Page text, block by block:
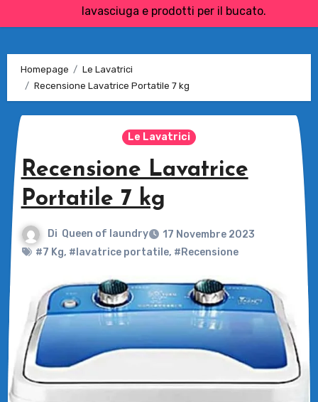
lavasciuga e prodotti per il bucato.
Homepage
Le Lavatrici
Recensione Lavatrice Portatile 7 kg
Le Lavatrici
Recensione Lavatrice
Portatile 7 kg
Di Queen of laundry
17 Novembre 2023
#7 Kg, #lavatrice portatile, #Recensione